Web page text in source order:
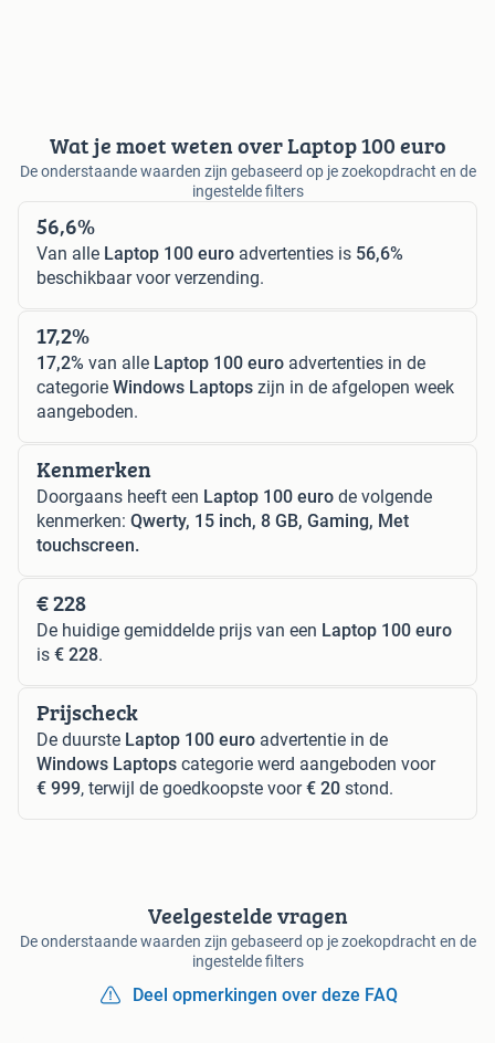
Wat je moet weten over Laptop 100 euro
De onderstaande waarden zijn gebaseerd op je zoekopdracht en de
ingestelde filters
56,6%
Van alle Laptop 100 euro advertenties is 56,6%
beschikbaar voor verzending.
17,2%
17,2% van alle Laptop 100 euro advertenties in de
categorie Windows Laptops zijn in de afgelopen week
aangeboden.
Kenmerken
Doorgaans heeft een Laptop 100 euro de volgende
kenmerken: Qwerty, 15 inch, 8 GB, Gaming, Met
touchscreen.
€ 228
De huidige gemiddelde prijs van een Laptop 100 euro
is € 228.
Prijscheck
De duurste Laptop 100 euro advertentie in de
Windows Laptops categorie werd aangeboden voor
€ 999, terwijl de goedkoopste voor€ 20 stond.
Veelgestelde vragen
De onderstaande waarden zijn gebaseerd op je zoekopdracht en de
ingestelde filters
Deel opmerkingen over deze FAQ